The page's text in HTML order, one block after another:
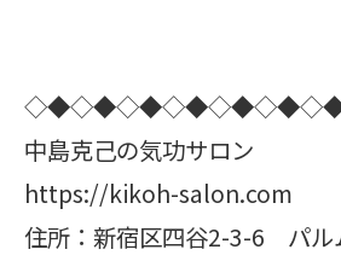
中島克己の気功サロン
https://kikoh-salon.com
住所：新宿区四谷2-3-6 パル